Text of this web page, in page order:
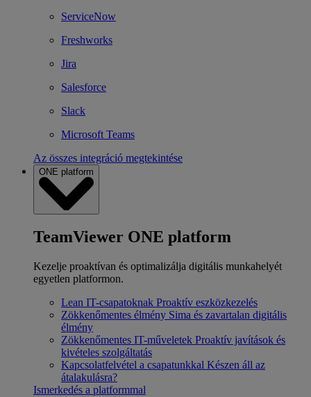
ServiceNow
Freshworks
Jira
Salesforce
Slack
Microsoft Teams
Az összes integráció megtekintése
ONE platform
TeamViewer ONE platform
Kezelje proaktívan és optimalizálja digitális munkahelyét
egyetlen platformon.
Lean IT-csapatoknak Proaktív eszközkezelés
Zökkenőmentes élmény Sima és zavartalan digitális
élmény
Zökkenőmentes IT-műveletek Proaktív javítások és
kivételes szolgáltatás
Kapcsolatfelvétel a csapatunkkal Készen áll az
átalakulásra?
Ismerkedés a platformmal